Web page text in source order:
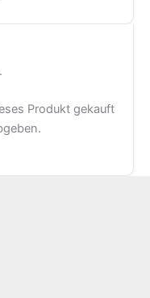
Produkt gekauft